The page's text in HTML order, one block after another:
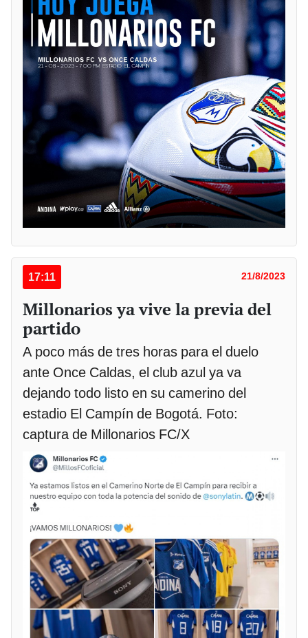
17:11 21/8/2023
Millonarios ya vive la previa del
partido
A poco más de tres horas para el duelo
ante Once Caldas, el club azul ya va
dejando todo listo en su camerino del
estadio El Campín de Bogotá. Foto:
captura de Millonarios FC/X